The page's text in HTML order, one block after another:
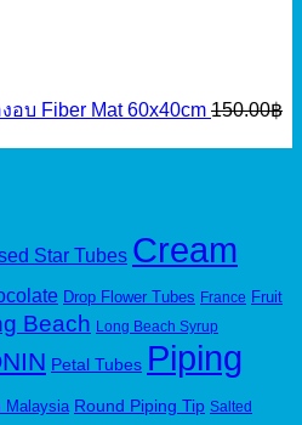
อบ Fiber Mat 60x40cm 150.00฿
Star Tubes Cream
Drop Flower Tubes France Fruit
Beach Long Beach Syrup
Petal Tubes Piping
Malaysia Round Piping Tip Salted